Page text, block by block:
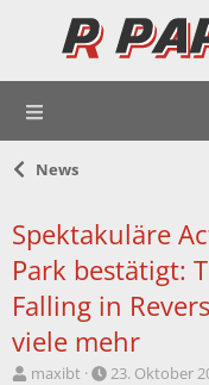
News
Spektakuläre
Park bestätigt:
Falling in
viele mehr
E
maxibt
E
23. Oktober